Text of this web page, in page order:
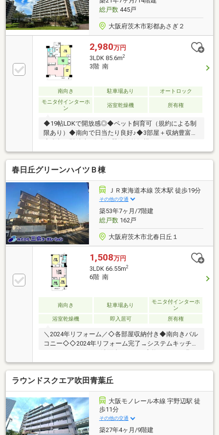
総戸数445戸
大阪府茨木市彩都あさぎ２
2,980万円
3LDK 85.6m2
3階 南
南向き 駐車場あり
オートロック
モニタ付インターホ
ン
浴室乾燥機 所有権
◆19帖LDKで開放感◎◆ペット飼育可（規約による制
限あり）◆南向で日当たり良好♪◆3部屋＋収納豊富！
ク・宅配BOX
春日丘グリーンハイツＢ棟
ＪＲ東海道本線 茨木駅 徒歩19分
その他の交通
築53年7ヶ月/7階建
総戸数162戸
大阪府茨木市北春日丘１
1,508万円
3LDK 66.55m2
6階 南
南向き 駐車場あり
モニタ付インターホ
ン
浴室乾燥機
即入居可 所有権
＼2024年リフォーム／◇各部屋収納付き◆南向きバル
コニー◇◇2024年リフォーム完了→システムキッチ
替、畳表替、襖張替、ハウスクリーニング他
ラウンドスクエア吹田青葉丘
大阪モノレール本線 宇野辺駅 徒
歩11分
その他の交通
築27年4ヶ月/9階建